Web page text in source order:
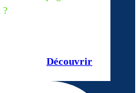
?
Découvrir